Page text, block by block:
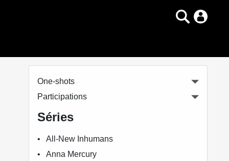
One-shots
Participations
Séries
All-New Inhumans
Anna Mercury